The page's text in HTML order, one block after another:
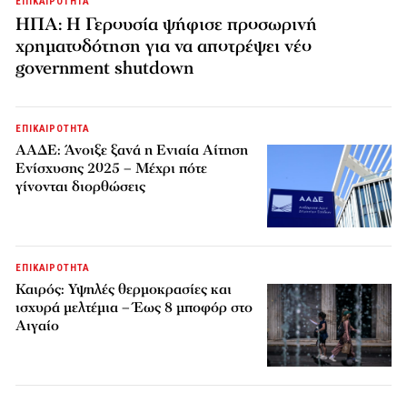
ΗΠΑ: Η Γερουσία ψήφισε προσωρινή
χρηματοδότηση για να αποτρέψει νέο
government shutdown
ΕΠΙΚΑΙΡΟΤΗΤΑ
ΑΑΔΕ: Άνοιξε ξανά η Ενιαία Αίτηση
Ενίσχυσης 2025 – Μέχρι πότε
γίνονται διορθώσεις
ΕΠΙΚΑΙΡΟΤΗΤΑ
Καιρός: Υψηλές θερμοκρασίες και
ισχυρά μελτέμια – Έως 8 μποφόρ στο
Αιγαίο